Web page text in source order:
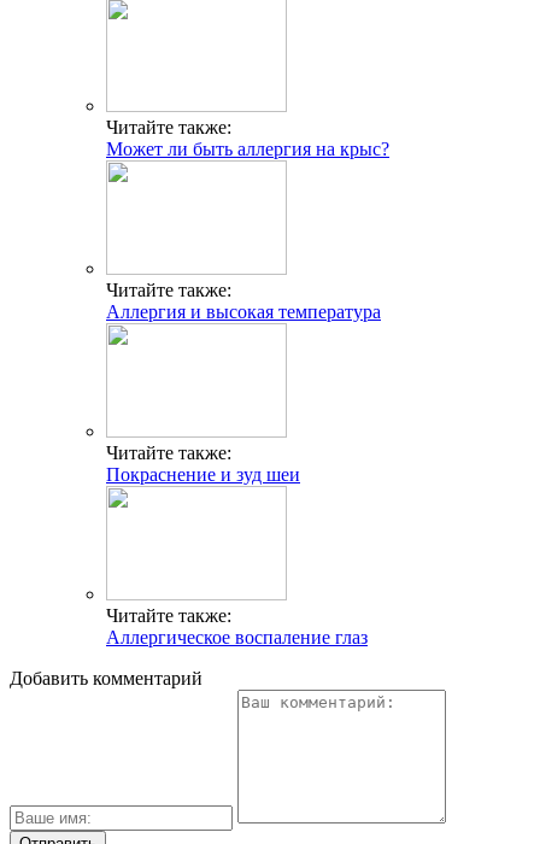
Читайте также:
Может ли быть аллергия на крыс?
Читайте также:
Аллергия и высокая температура
Читайте также:
Покраснение и зуд шеи
Читайте также:
Аллергическое воспаление глаз
Добавить комментарий